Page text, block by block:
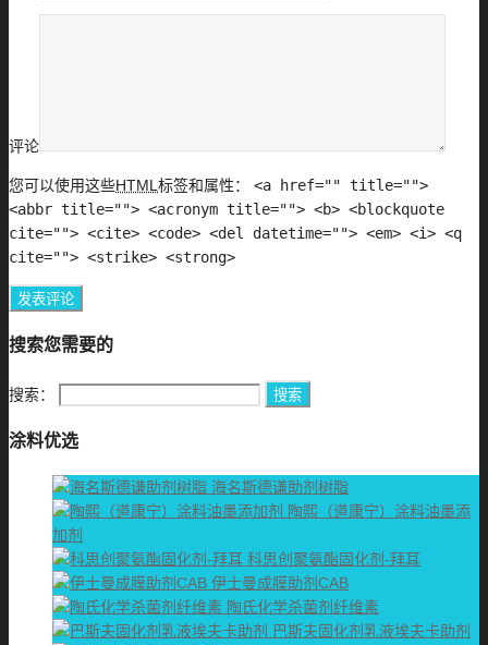
评论
您可以使用这些HTML 标签和属性： <a href="" title="">
<abbr title=""> <acronym title=""> <b> <blockquote
cite=""> <cite> <code> <del datetime=""> <em> <i> <q
cite=""> <strike> <strong>
搜索您需要的
搜索：
涂料优选
海名斯德谦助剂树脂
陶熙（道康宁）涂料油墨添
加剂
科思创聚氨酯固化剂-拜耳
伊士曼成膜助剂CAB
陶氏化学杀菌剂纤维素
巴斯夫固化剂乳液埃夫卡助剂